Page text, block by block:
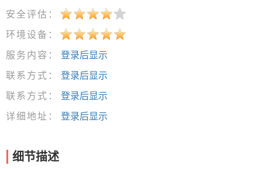
安全评估：
环境设备：
服务内容：
登录后显示
联系方式：
登录后显示
联系方式：
登录后显示
详细地址：
登录后显示
细节描述